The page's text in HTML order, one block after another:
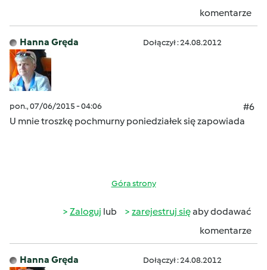
komentarze
Hanna Gręda Dołączył : 24.08.2012
pon., 07/06/2015 - 04:06
#6
U mnie troszkę pochmurny poniedziałeksię zapowiada
Góra strony
Zaloguj lub zarejestruj sięaby dodawać
komentarze
Hanna Gręda Dołączył : 24.08.2012